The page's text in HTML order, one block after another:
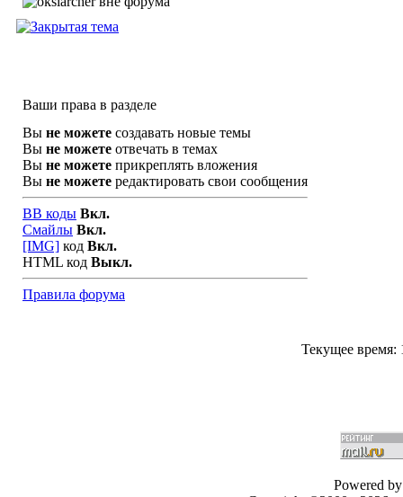
Ваши права в разделе
Вы не можете создавать новые темы
Вы не можете отвечать в темах
Вы не можете прикреплять вложения
Вы не можете редактировать свои сообщения
BB коды Вкл.
Смайлы Вкл.
[IMG] код Вкл.
HTML код Выкл.
Правила форума
Текущее время:
Powered